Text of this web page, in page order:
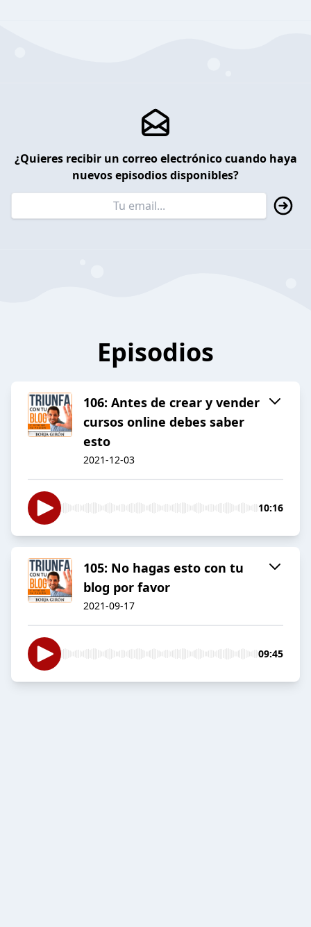
¿Quieres recibir un correo electrónico cuando haya
nuevos episodios disponibles?
Episodios
106: Antes de crear y vender
cursos online debes saber
esto
2021-12-03
10:16
105: No hagas esto con tu
blog por favor
2021-09-17
09:45